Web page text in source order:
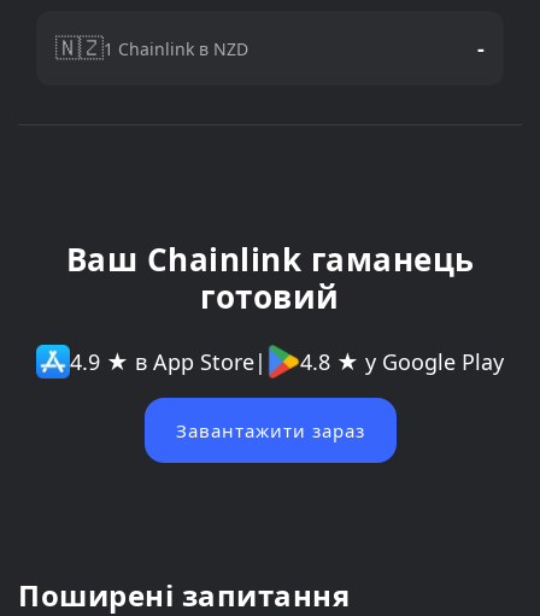
🇳🇿1 Chainlink в NZD -
Ваш Chainlink гаманець
готовий
4.9 ★ в App Store| 4.8 ★ у Google Play
Завантажити зараз
Поширені запитання